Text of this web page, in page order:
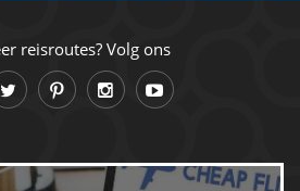
reisroutes? Volg ons